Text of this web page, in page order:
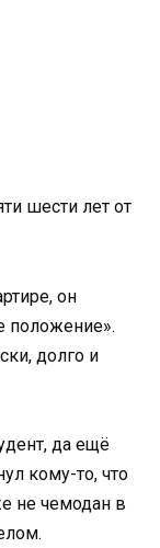
шести лет от
он
положение».
долго и
да ещё
кому-то, что
не чемодан в